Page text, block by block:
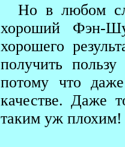
Но в любом
хороший Фэн-
хорошего
получить
потому что
качестве. Даже
таким уж